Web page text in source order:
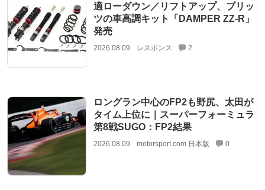
適ローダウン／リフトアップ、ブリッ
ツの車高調キット「DAMPER ZZ-R」
発売
2026.08.09 レスポンス 2
ロングラン中心のFP2も野尻、太田が
タイム上位に｜スーパーフォーミュラ
第8戦SUGO：FP2結果
2026.08.09 motorsport.com 日本版 0